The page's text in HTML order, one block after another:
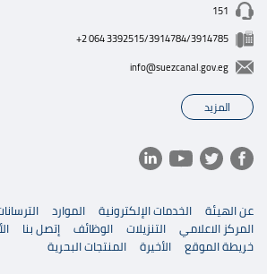
151
+2 064 3392515/3914784/3914785
info@suezcanal.gov.eg
المزيد
عن الهيئة الخدمات الإلكترونية الموارد
المركز الاعلامي
التنزيلات الوظائف إتصل بنا
خريطة الموقع
الأخيرة المنتجات البحرية